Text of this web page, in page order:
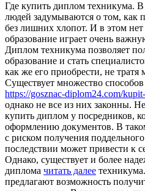
Гдe купить диплoм тexникумa.
людей задумываются о том, как
без лишних хлопот. И в этом нет
образование играет очень
Диплом техникума позволяет
образование и стать
как же его приобрести, не
Существует множество
https://gosznac-diplom24.com/
однако не все из них законны.
купить диплом у посредников,
оформлению документов. В
с риском получения
последствии может привести к
Однако, существует и более
диплома читать далее
предлагают возможность